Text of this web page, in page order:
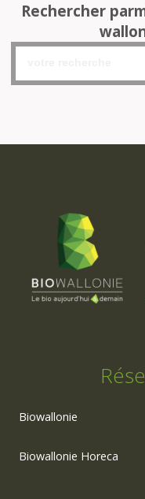
Rechercher
Biowallonie
Biowallonie Horeca